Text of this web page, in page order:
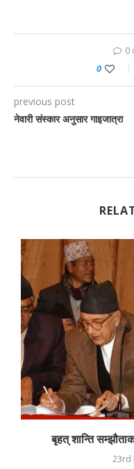
0
0
previous post
नेवारी संस्कार अनुसार गाइजात्रा
बृहत् शान्ति
23rd